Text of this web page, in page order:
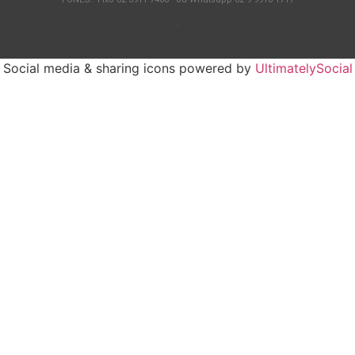
.
Social media & sharing icons powered by UltimatelySocial